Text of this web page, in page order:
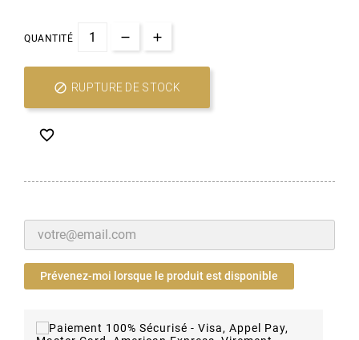
QUANTITÉ
 RUPTURE DE STOCK

Prévenez-moi lorsque le produit est disponible